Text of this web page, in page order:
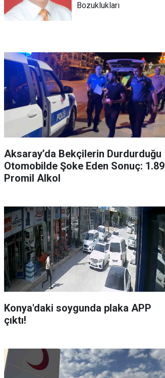
Bozuklukları
Aksaray’da Bekçilerin Durdurduğu
Otomobilde Şoke Eden Sonuç: 1.89
Promil Alkol
Konya'daki soygunda plaka APP
çıktı!